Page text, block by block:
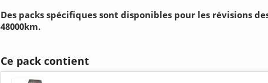
Des packs spécifiques sont disponibles pour les révisions
48000km.
Ce pack contient